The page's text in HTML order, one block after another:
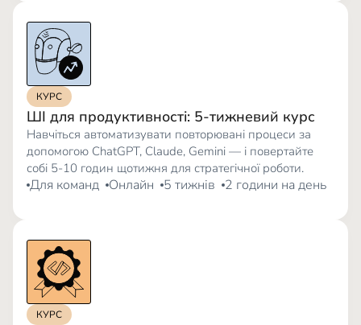
КУРС
ШІ для продуктивності: 5-тижневий курс
Навчіться автоматизувати повторювані процеси за
допомогою ChatGPT, Claude, Gemini — і повертайте
собі 5-10 годин щотижня для стратегічної роботи.
Для команд Онлайн 5 тижнів 2 години на день
КУРС